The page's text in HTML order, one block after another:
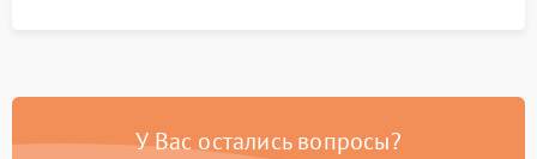
У Вас остались вопросы?